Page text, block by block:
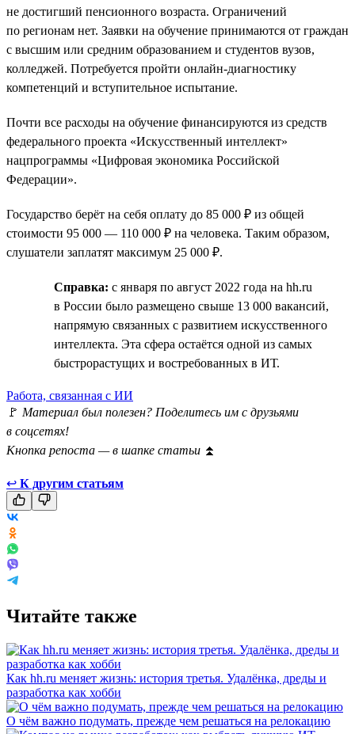
не достигший пенсионного возраста. Ограничений
по регионам нет. Заявки на обучение принимаются от граждан
с высшим или средним образованием и студентов вузов,
колледжей. Потребуется пройти онлайн-диагностику
компетенций и вступительное испытание.
Почти все расходы на обучение финансируются из средств
федерального проекта «Искусственный интеллект»
нацпрограммы «Цифровая экономика Российской
Федерации».
Государство берёт на себя оплату до 85 000 ₽ из общей
стоимости 95 000 — 110 000 ₽ на человека. Таким образом,
слушатели заплатят максимум 25 000 ₽.
Справка: с января по август 2022 года на hh.ru
в России было размещено свыше 13 000 вакансий,
напрямую связанных с развитием искусственного
интеллекта. Эта сфера остаётся одной из самых
быстрорастущих и востребованных в ИТ.
Работа, связанная с ИИ
🚩 Материал был полезен? Поделитесь им с друзьями
в соцсетях!
Кнопка репоста — в шапке статьи ⏫
↩ К другим статьям
Читайте также
Как hh.ru меняет жизнь: история третья. Удалёнка, дреды и
разработка как хобби
О чём важно подумать, прежде чем решаться на релокацию